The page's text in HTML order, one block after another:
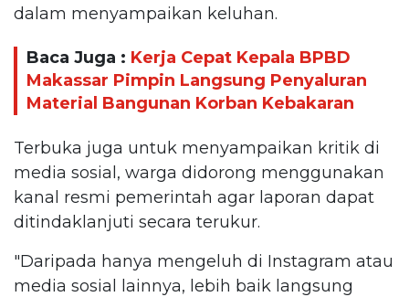
dalam menyampaikan keluhan.
Baca Juga : Kerja Cepat Kepala BPBD
Makassar Pimpin Langsung Penyaluran
Material Bangunan Korban Kebakaran
Terbuka juga untuk menyampaikan kritik di
media sosial, warga didorong menggunakan
kanal resmi pemerintah agar laporan dapat
ditindaklanjuti secara terukur.
"Daripada hanya mengeluh di Instagram atau
media sosial lainnya, lebih baik langsung